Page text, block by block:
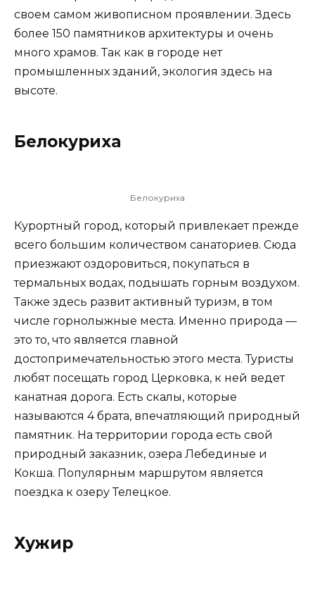
своем самом живописном проявлении. Здесь
более 150 памятников архитектуры и очень
много храмов. Так как в городе нет
промышленных зданий, экология здесь на
высоте.
Белокуриха
Белокуриха
Курортный город, который привлекает прежде
всего большим количеством санаториев. Сюда
приезжают оздоровиться, покупаться в
термальных водах, подышать горным воздухом.
Также здесь развит активный туризм, в том
числе горнолыжные места. Именно природа —
это то, что является главной
достопримечательностью этого места. Туристы
любят посещать город Церковка, к ней ведет
канатная дорога. Есть скалы, которые
называются 4 брата, впечатляющий природный
памятник. На территории города есть свой
природный заказник, озера Лебединые и
Кокша. Популярным маршрутом является
поездка к озеру Телецкое.
Хужир